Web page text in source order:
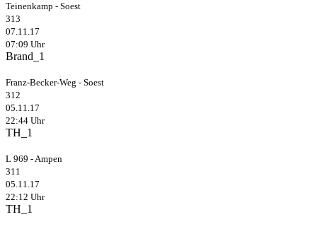
Teinenkamp - Soest
313
07.11.17
07:09 Uhr
Brand_1
Franz-Becker-Weg - Soest
312
05.11.17
22:44 Uhr
TH_1
L 969 - Ampen
311
05.11.17
22:12 Uhr
TH_1